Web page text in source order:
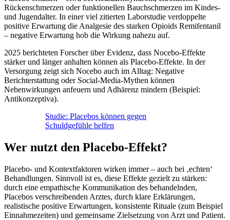
Rückenschmerzen oder funktionellen Bauchschmerzen im Kindes-
und Jugendalter. In einer viel zitierten Laborstudie verdoppelte
positive Erwartung die Analgesie des starken Opioids Remifentanil
– negative Erwartung hob die Wirkung nahezu auf.
2025 berichteten Forscher über Evidenz, dass Nocebo-Effekte
stärker und länger anhalten können als Placebo-Effekte. In der
Versorgung zeigt sich Nocebo auch im Alltag: Negative
Berichterstattung oder Social-Media-Mythen können
Nebenwirkungen anfeuern und Adhärenz mindern (Beispiel:
Antikonzeptiva).
Studie: Placebos können gegen
Schuldgefühle helfen
Wer nutzt den Placebo-Effekt?
Placebo- und Kontextfaktoren wirken immer – auch bei ‚echten‘
Behandlungen. Sinnvoll ist es, diese Effekte gezielt zu stärken:
durch eine empathische Kommunikation des behandelnden,
Placebos verschreibenden Arztes, durch klare Erklärungen,
realistische positive Erwartungen, konsistente Rituale (zum Beispiel
Einnahmezeiten) und gemeinsame Zielsetzung von Arzt und Patient.